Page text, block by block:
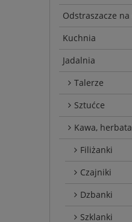
Odstraszacze
Kuchnia
Jadalnia
Talerze
Sztućce
Kawa,
Filiżanki
Czajniki
Dzbanki
Szklanki